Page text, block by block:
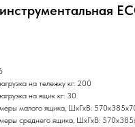
на тележку кг: 200
на ящик кг: 30
малого ящика, ШxГхВ:
среднего ящика, ШxГхВ: